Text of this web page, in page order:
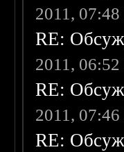
2011,
RE:
2011,
RE:
2011,
RE: